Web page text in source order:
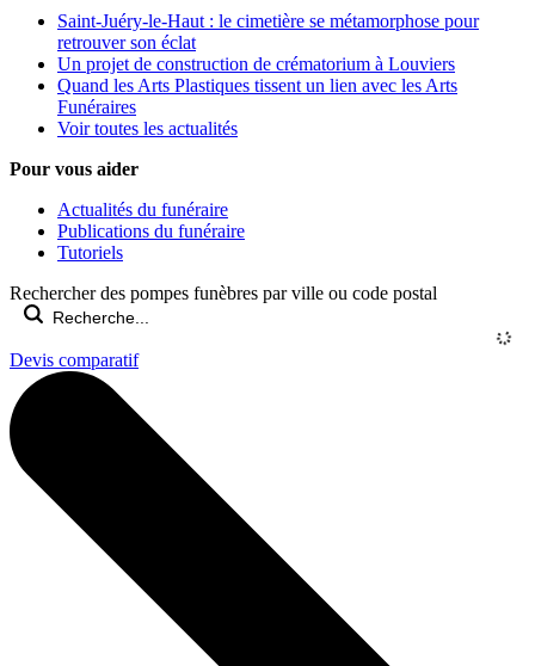
Saint-Juéry-le-Haut : le cimetière se métamorphose pour
retrouver son éclat
Un projet de construction de crématorium à Louviers
Quand les Arts Plastiques tissent un lien avec les Arts
Funéraires
Voir toutes les actualités
Pour vous aider
Actualités du funéraire
Publications du funéraire
Tutoriels
Rechercher des pompes funèbres par ville ou code postal
Devis comparatif